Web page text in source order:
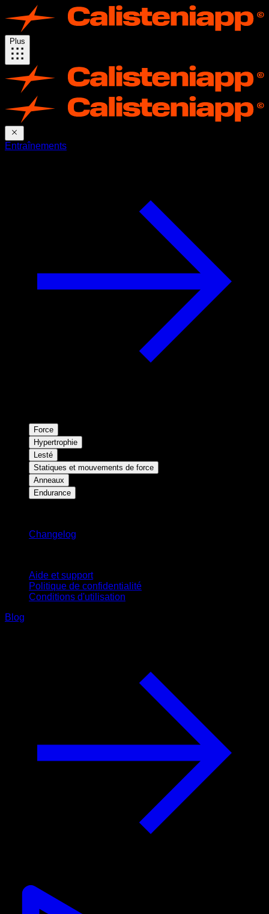
Plus
Entraînements
Force
Hypertrophie
Lesté
Statiques et mouvements de force
Anneaux
Endurance
Changelog
Aide et support
Politique de confidentialité
Conditions d'utilisation
Blog